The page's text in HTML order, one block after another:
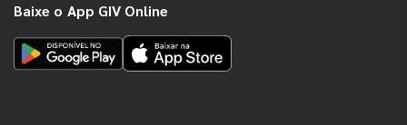
Baixe o App GIV Online